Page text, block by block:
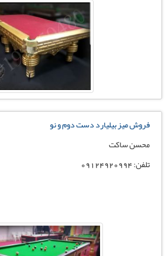
فروش میز بیلیارد دست دوم و نو
محسن ساکت
تلفن: 09124920994